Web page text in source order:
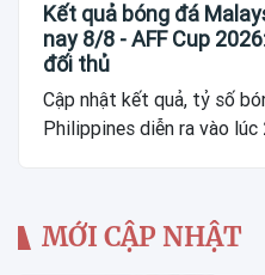
Kết quả bóng đá
nay 8/8 - AFF Cup
đối thủ
Cập nhật kết quả, tỷ số
Philippines diễn ra vào lúc
MỚI CẬP NHẬT